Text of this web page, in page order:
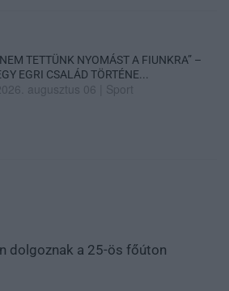
TETTÜNK NYOMÁST A FIUNKRA” –
EGRI CSALÁD TÖRTÉNE...
augusztus 06 Sport
dolgoznak a 25-ös főúton